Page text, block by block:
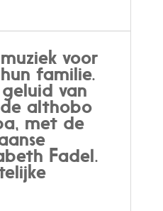
voor
familie.
van
althobo
met de
Fadel.